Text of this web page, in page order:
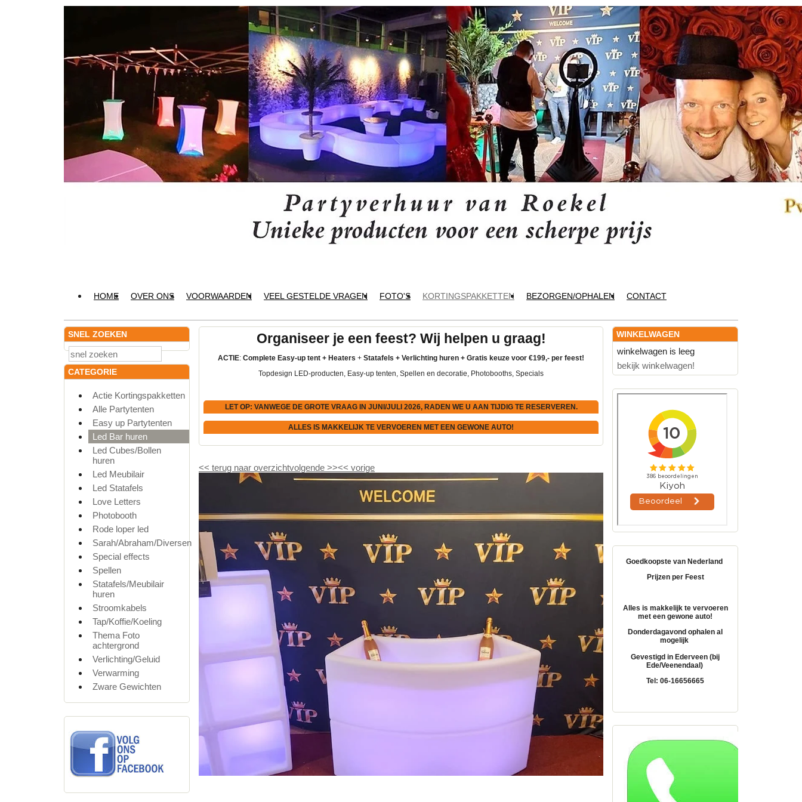
HOME OVER ONS VOORWAARDEN VEEL GESTELDE VRAGEN FOTO'S KORTINGSPAKKETTEN BEZORGEN/OPHALEN CONTACT
SNEL ZOEKEN
CATEGORIE
Actie Kortingspakketten
Alle Partytenten
Easy up Partytenten
Led Bar huren
Led Cubes/Bollen
huren
Led Meubilair
Led Statafels
Love Letters
Photobooth
Rode loper led
Sarah/Abraham/Diversen
Special effects
Spellen
Statafels/Meubilair
huren
Stroomkabels
Tap/Koffie/Koeling
Thema Foto
achtergrond
Verlichting/Geluid
Verwarming
Zware Gewichten
Organiseer je een feest? Wij helpen u graag!
ACTIE: Complete Easy-up tent + Heaters + Statafels + Verlichting huren + Gratis keuze voor €199,- per feest!
Topdesign LED-producten, Easy-up tenten, Spellen en decoratie, Photobooths, Specials
LET OP: VANWEGE DE GROTE VRAAG IN JUNI/JULI 2026, RADEN WE U AAN TIJDIGTE RESERVEREN.
ALLES IS MAKKELIJK TE VERVOEREN MET EEN GEWONE AUTO!
<< terug naar overzichtvolgende >><< vorige
WINKELWAGEN
winkelwagen is leeg
bekijk winkelwagen!
Goedkoopste van Nederland
Prijzen per Feest
Alles is makkelijk te vervoeren
met een gewone auto!
Donderdagavond ophalen al
mogelijk
Gevestigd in Ederveen (bij
Ede/Veenendaal)
Tel: 06-16656665